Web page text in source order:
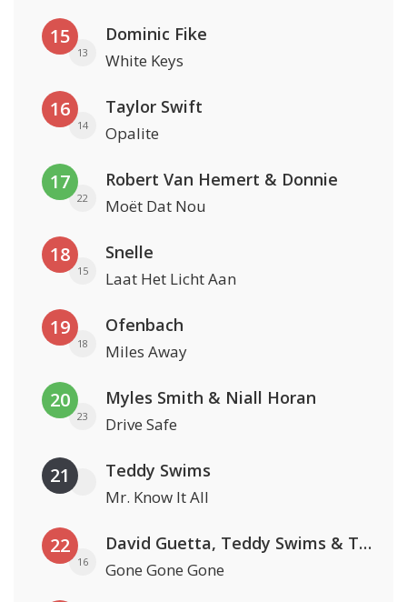
15
13
Dominic Fike
White Keys
16
14
Taylor Swift
Opalite
17
22
Robert Van Hemert & Donnie
Moët Dat Nou
18
15
Snelle
Laat Het Licht Aan
19
18
Ofenbach
Miles Away
20
23
Myles Smith & Niall Horan
Drive Safe
21 Teddy Swims
Mr. Know It All
22
16
David Guetta, Teddy Swims & Tones And I
Gone Gone Gone